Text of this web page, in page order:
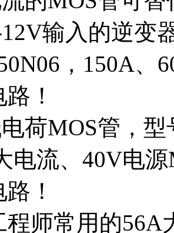
12V输入的逆变
，150A、
！
荷MOS管，
电流、40V电
！
程师常用的56A